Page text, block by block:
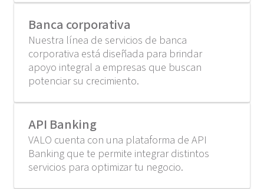
Banca corporativa
Nuestra línea de servicios de banca
corporativa está diseñada para brindar
apoyo integral a empresas que buscan
potenciar su crecimiento.
API Banking
VALO cuenta con una plataforma de API
Banking que te permite integrar distintos
servicios para optimizar tu negocio.